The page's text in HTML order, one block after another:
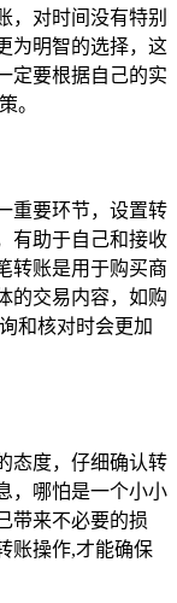
，对时间没有特别
为明智的选择，这
定要根据自己的实
。
重要环节，设置转
有助于自己和接收
转账是用于购买商
的交易内容，如购
和核对时会更加
态度，仔细确认转
，哪怕是一个小小
带来不必要的损
账操作,才能确保